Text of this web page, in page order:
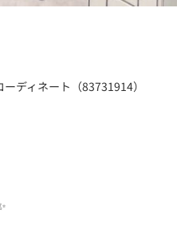
ディネート（83731914）